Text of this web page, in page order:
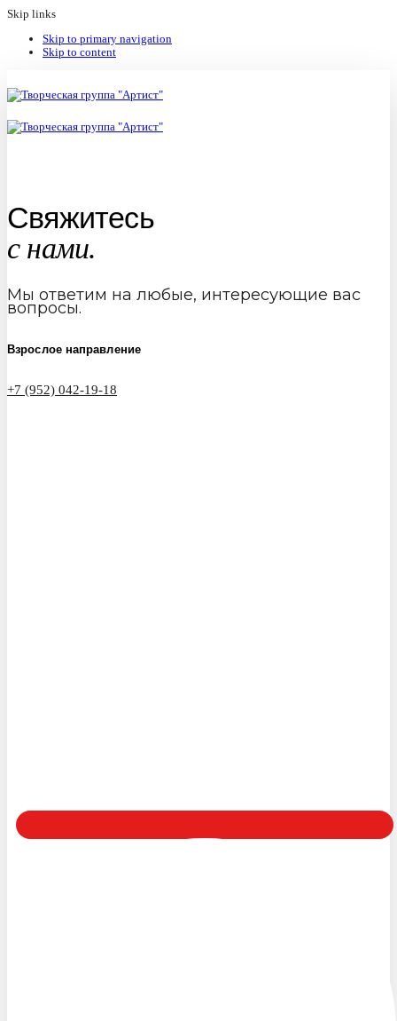
Skip links
Skip to primary navigation
Skip to content
Свяжитесь
с нами.
Мы ответим на любые, интересующие вас
вопросы.
Взрослое направление
+7 (952) 042-19-18